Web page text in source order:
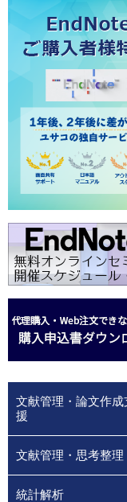
文献管理・論文作成
援
文献管理・思考整理
統計解析